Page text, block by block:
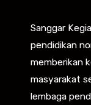
Sanggar
pendidikan
memberikan
masyarakat
lembaga